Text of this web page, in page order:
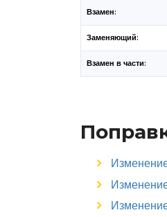
Взамен:
Заменяющий:
Взамен в части: